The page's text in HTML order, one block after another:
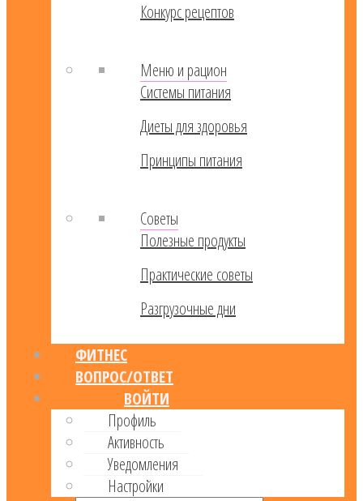
Конкурс рецептов
Меню и рацион
Системы питания
Диеты для здоровья
Принципы питания
Советы
Полезные продукты
Практические советы
Разгрузочные дни
ФИТНЕС
ВОПРОС/ОТВЕТ
ВОЙТИ
Профиль
Активность
Уведомления
Настройки